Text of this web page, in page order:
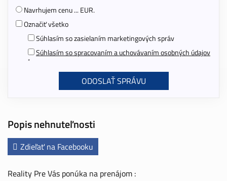
Popis nehnuteľnosti
Zdieľať na Facebooku
Reality Pre Vás ponúka na prenájom :
Navrhujem cenu ... EUR.
Označiť všetko
Súhlasím so zasielaním marketingových správ
Súhlasím so spracovaním a uchovávaním osobných údajov
*